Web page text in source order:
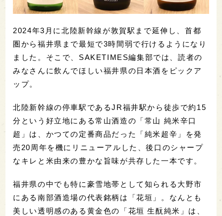
2024年3月に北陸新幹線が敦賀駅まで延伸し、首都
圏から福井県まで最短で3時間弱で行けるようになり
ました。そこで、SAKETIMES編集部では、読者の
みなさんに飲んでほしい福井県の日本酒をピックア
ップ。
北陸新幹線の停車駅であるJR福井駅から徒歩で約15
分という好立地にある常山酒造の「常山 純米辛口
超」は、かつての定番商品だった「純米超辛」を発
売20周年を機にリニューアルした、後口のシャープ
なキレと米由来の豊かな旨味が共存した一本です。
福井県の中でも特に豪雪地帯として知られる大野市
にある南部酒造場の代表銘柄は「花垣」。なんとも
美しい透明感のある黄金色の「花垣 生酛純米」は、